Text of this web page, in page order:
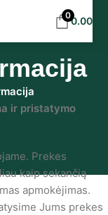
00.00€
ir pristatymo
Prekes
kaip sekančią
apmokėjimas.
Jums prekes